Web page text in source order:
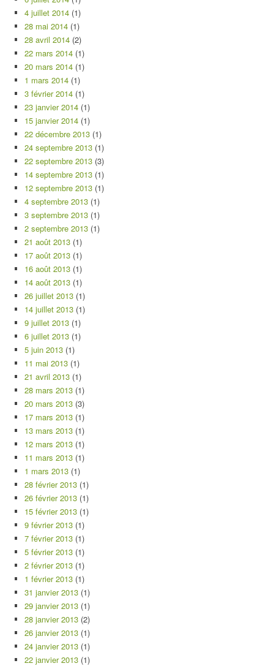
4 juillet 2014 (1)
28 mai 2014 (1)
28 avril 2014 (2)
22 mars 2014 (1)
20 mars 2014 (1)
1 mars 2014 (1)
3 février 2014 (1)
23 janvier 2014 (1)
15 janvier 2014 (1)
22 décembre 2013 (1)
24 septembre 2013 (1)
22 septembre 2013 (3)
14 septembre 2013 (1)
12 septembre 2013 (1)
4 septembre 2013 (1)
3 septembre 2013 (1)
2 septembre 2013 (1)
21 août 2013 (1)
17 août 2013 (1)
16 août 2013 (1)
14 août 2013 (1)
26 juillet 2013 (1)
14 juillet 2013 (1)
9 juillet 2013 (1)
6 juillet 2013 (1)
5 juin 2013 (1)
11 mai 2013 (1)
21 avril 2013 (1)
28 mars 2013 (1)
20 mars 2013 (3)
17 mars 2013 (1)
13 mars 2013 (1)
12 mars 2013 (1)
11 mars 2013 (1)
1 mars 2013 (1)
28 février 2013 (1)
26 février 2013 (1)
15 février 2013 (1)
9 février 2013 (1)
7 février 2013 (1)
5 février 2013 (1)
2 février 2013 (1)
1 février 2013 (1)
31 janvier 2013 (1)
29 janvier 2013 (1)
28 janvier 2013 (2)
26 janvier 2013 (1)
24 janvier 2013 (1)
22 janvier 2013 (1)